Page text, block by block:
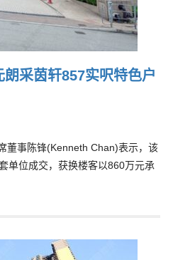
采茵轩857实呎特色户
董事陈锋(Kenneth Chan)表示，该
单位成交，获换楼客以860万元承